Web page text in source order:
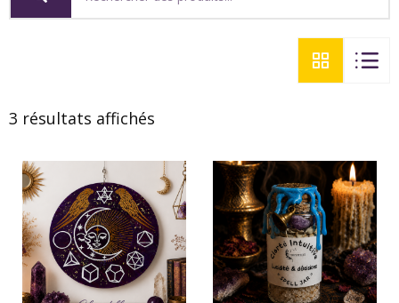
3 résultats affichés